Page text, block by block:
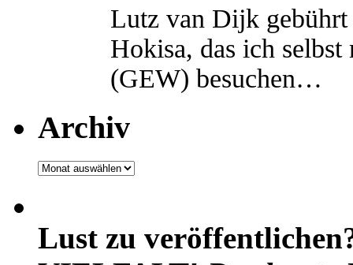
Lutz van Dijk
Hokisa, das ich
(GEW) besuchen…
Archiv
Archiv
Lust zu